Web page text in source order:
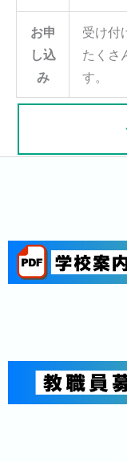
お申
し込
み
受け付
たくさ
す。